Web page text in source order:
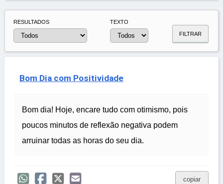
RESULTADOS
TEXTO
FILTRAR
Bom Dia com Positividade
Bom dia! Hoje, encare tudo com otimismo, pois
poucos minutos de reflexão negativa podem
arruinar todas as horas do seu dia.
copiar